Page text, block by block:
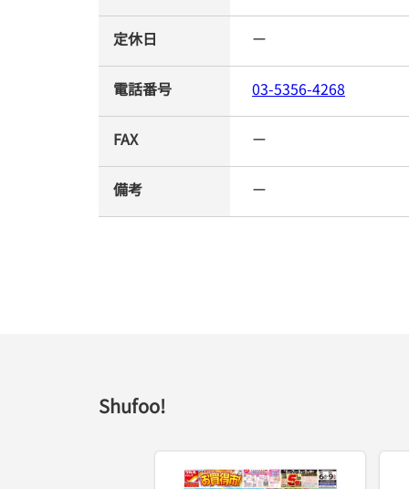
Shufoo!
定休日 ー
電話番号 03-5356-4268
FAX ー
備考 ー